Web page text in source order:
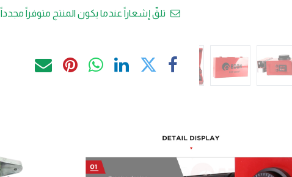
تلقّ إشعاراً عندما يكون المنتج متوفراً مجدداً